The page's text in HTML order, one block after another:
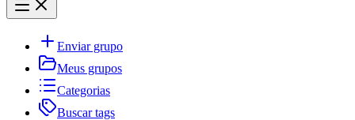
Enviar grupo
Meus grupos
Categorias
Buscar tags